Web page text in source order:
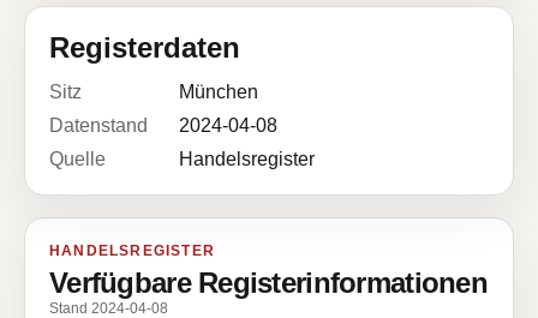
Registerdaten
Sitz
München
Datenstand
2024-04-08
Quelle
Handelsregister
HANDELSREGISTER
Verfügbare Registerinformationen
Stand 2024-04-08